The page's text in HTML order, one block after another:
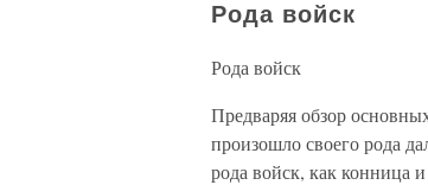
Рода войск
Рода войск
Предваряя обзор
произошло своего рода
рода войск, как конница